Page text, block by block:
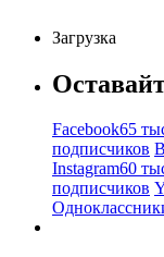
Загрузка
Facebook65
подписчиков
Instagram60
подписчиков